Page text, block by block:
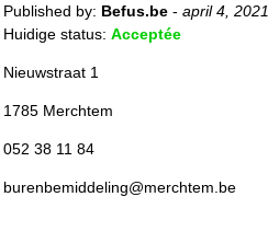
Published by: Befus.be - april 4, 2021
Huidige status: Acceptée
Nieuwstraat 1
1785 Merchtem
052 38 11 84
burenbemiddeling@merchtem.be